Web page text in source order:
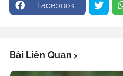
Facebook
Bài Liên Quan